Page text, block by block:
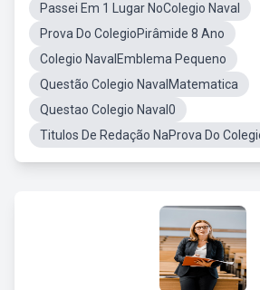
Passei Em 1 Lugar NoColegio Naval
Prova Do ColegioPirâmide 8 Ano
Colegio NavalEmblema Pequeno
Questão Colegio NavalMatematica
Questao Colegio Naval0
Titulos De Redação NaProva Do